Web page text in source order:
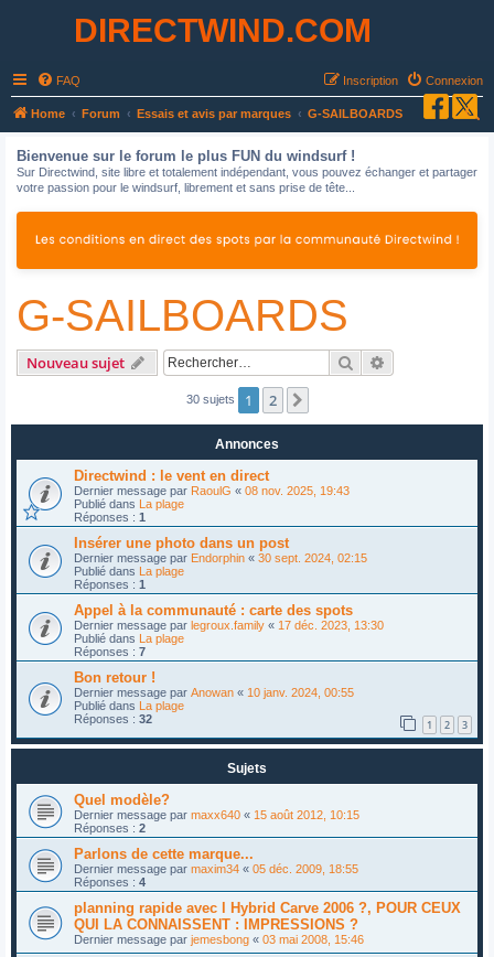
DIRECTWIND.COM
FAQ Connexion
Inscription
Home Forum Essais et avis par marques G-SAILBOARDS
Bienvenue sur le forum le plus FUN du windsurf !
Sur Directwind, site libre et totalement indépendant, vous pouvez échanger et partager
votre passion pour le windsurf, librement et sans prise de tête...
G-SAILBOARDS
Nouveau sujet Rechercher
30 sujets 1 2
Annonces
Directwind : le vent en direct
Dernier message par RaoulG « 08 nov. 2025, 19:43
Publié dans La plage
Réponses : 1
Insérer une photo dans un post
Dernier message par Endorphin « 30 sept. 2024, 02:15
Publié dans La plage
Réponses : 1
Appel à la communauté : carte des spots
Dernier message par legroux.family « 17 déc. 2023, 13:30
Publié dans La plage
Réponses : 7
Bon retour !
Dernier message par Anowan « 10 janv. 2024, 00:55
Publié dans La plage
Réponses : 32 1 2 3
Sujets
Quel modèle?
Dernier message par maxx640 « 15 août 2012, 10:15
Réponses : 2
Parlons de cette marque...
Dernier message par maxim34 « 05 déc. 2009, 18:55
Réponses : 4
planning rapide avec l Hybrid Carve 2006 ?, POUR CEUX
QUI LA CONNAISSENT : IMPRESSIONS ?
Dernier message par jemesbong « 03 mai 2008, 15:46